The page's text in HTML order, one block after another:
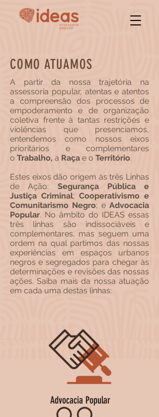
COMO ATUAMOS
A partir da nossa trajetória na
assessoria popular, atentas e atentos
a compreensão dos processos de
empoderamento e de organização
coletiva frente à tantas restrições e
violências que presenciamos,
entendemos como nossos eixos
prioritários e complementares
o Trabalho, a Raça e o Território.
Estes eixos dão origem às três Linhas
de Ação: Segurança Pública e
Justiça Criminal; Cooperativismo e
Comunitarismo Negro; eAdvocacia
Popular. No âmbito do IDEAS essas
três linhas são indissociáveis e
complementares, mas seguem uma
ordem na qual partimos das nossas
experiências em espaços urbanos
negros e segregados para chegar às
determinações e revisões das nossas
ações. Saiba mais da nossa atuação
em cada uma destas linhas:
Advocacia Popular